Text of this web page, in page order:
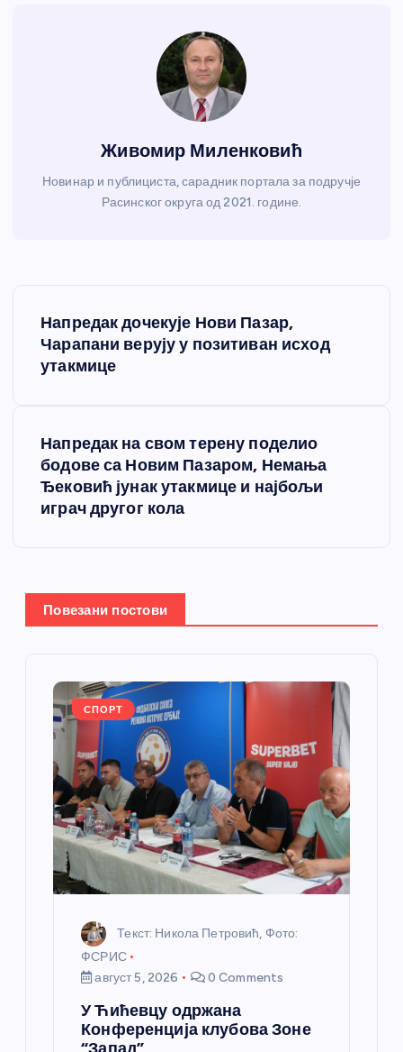
Живомир Миленковић
Новинар и публициста, сарадник портала за подручје
Расинског округа од 2021. године.
њ
ч
Напредак дочекује Нови Пазар,
Чарапани верују у позитиван исход
утакмице
Напредак на свом терену поделио
бодове са Новим Пазаром, Немања
Ђековић јунак утакмице и најбољи
играч другог кола
Повезани постови
СПОРТ
Текст: Никола Петровић, Фото:
ФСРИС
август 5, 2026
0 Comments
У Ћићевцу одржана
Конференција клубова Зоне